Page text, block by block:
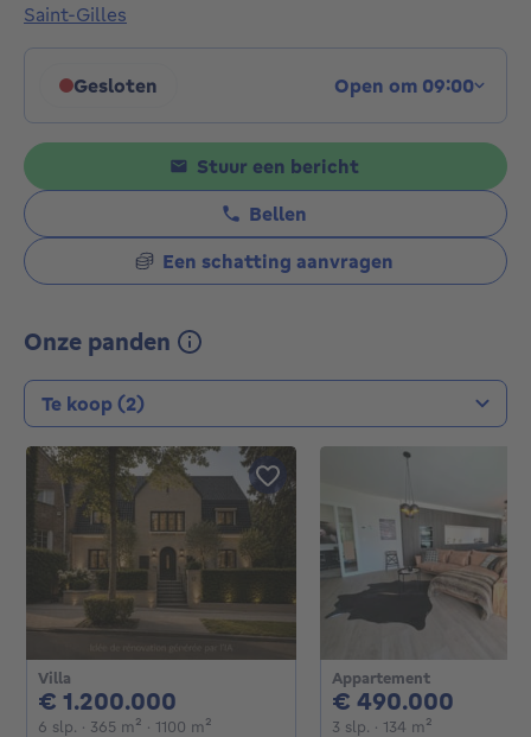
Saint-Gilles
Gesloten Open om 09:00
Klik om de openingsuren weer te geven
Stuur een bericht
Bellen
Een schatting aanvragen
Onze panden
Type transactie
Villa
€ 1.200.000
6 slp. 6 slaapkamers
· 365 m² vierkante meters
· 1100 m² vierkante meters
Appartement
€ 490.000
3 slp. 3 slaapkamers
· 134 m²